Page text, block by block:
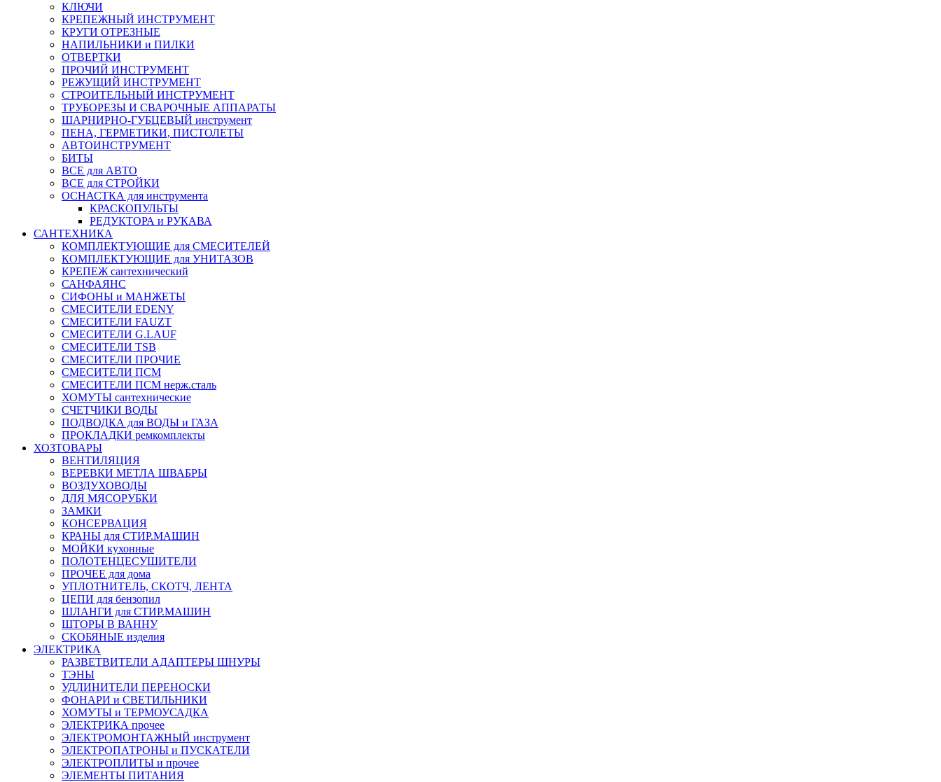
КЛЮЧИ
КРЕПЕЖНЫЙ ИНСТРУМЕНТ
КРУГИ ОТРЕЗНЫЕ
НАПИЛЬНИКИ и ПИЛКИ
ОТВЕРТКИ
ПРОЧИЙ ИНСТРУМЕНТ
РЕЖУЩИЙ ИНСТРУМЕНТ
СТРОИТЕЛЬНЫЙ ИНСТРУМЕНТ
ТРУБОРЕЗЫ И СВАРОЧНЫЕ АППАРАТЫ
ШАРНИРНО-ГУБЦЕВЫЙ инструмент
ПЕНА, ГЕРМЕТИКИ, ПИСТОЛЕТЫ
АВТОИНСТРУМЕНТ
БИТЫ
ВСЕ для АВТО
ВСЕ для СТРОЙКИ
ОСНАСТКА для инструмента
КРАСКОПУЛЬТЫ
РЕДУКТОРА и РУКАВА
САНТЕХНИКА
КОМПЛЕКТУЮЩИЕ для СМЕСИТЕЛЕЙ
КОМПЛЕКТУЮЩИЕ для УНИТАЗОВ
КРЕПЕЖ сантехнический
САНФАЯНС
СИФОНЫ и МАНЖЕТЫ
СМЕСИТЕЛИ EDENY
СМЕСИТЕЛИ FAUZT
СМЕСИТЕЛИ G.LAUF
СМЕСИТЕЛИ TSB
СМЕСИТЕЛИ ПРОЧИЕ
СМЕСИТЕЛИ ПСМ
СМЕСИТЕЛИ ПСМ нерж.сталь
ХОМУТЫ сантехнические
СЧЕТЧИКИ ВОДЫ
ПОДВОДКА для ВОДЫ и ГАЗА
ПРОКЛАДКИ ремкомплекты
ХОЗТОВАРЫ
ВЕНТИЛЯЦИЯ
ВЕРЕВКИ МЕТЛА ШВАБРЫ
ВОЗДУХОВОДЫ
ДЛЯ МЯСОРУБКИ
ЗАМКИ
КОНСЕРВАЦИЯ
КРАНЫ для СТИР.МАШИН
МОЙКИ кухонные
ПОЛОТЕНЦЕСУШИТЕЛИ
ПРОЧЕЕ для дома
УПЛОТНИТЕЛЬ, СКОТЧ, ЛЕНТА
ЦЕПИ для бензопил
ШЛАНГИ для СТИР.МАШИН
ШТОРЫ В ВАННУ
СКОБЯНЫЕ изделия
ЭЛЕКТРИКА
РАЗВЕТВИТЕЛИ АДАПТЕРЫ ШНУРЫ
ТЭНЫ
УДЛИНИТЕЛИ ПЕРЕНОСКИ
ФОНАРИ и СВЕТИЛЬНИКИ
ХОМУТЫ и ТЕРМОУСАДКА
ЭЛЕКТРИКА прочее
ЭЛЕКТРОМОНТАЖНЫЙ инструмент
ЭЛЕКТРОПАТРОНЫ и ПУСКАТЕЛИ
ЭЛЕКТРОПЛИТЫ и прочее
ЭЛЕМЕНТЫ ПИТАНИЯ